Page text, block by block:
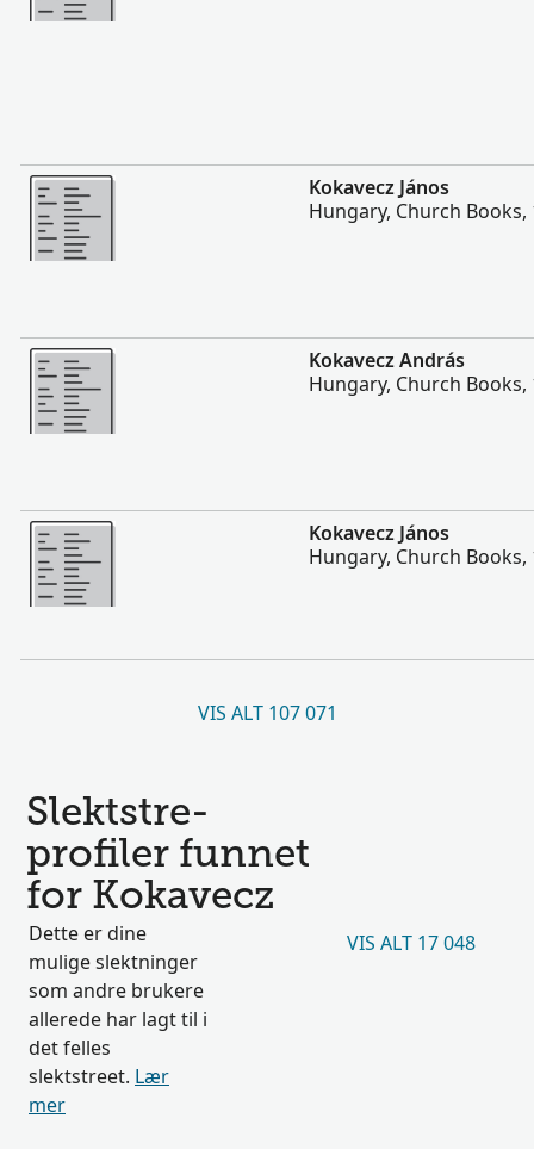
Flere
Kokavecz János
Hungary, Church Books,
Flere
Kokavecz András
Hungary, Church Books,
Flere
Kokavecz János
Hungary, Church Books,
VIS ALT 107 071
Slektstre-
profiler funnet
for Kokavecz
Dette er dine
mulige slektninger
som andre brukere
allerede har lagt til i
det felles
slektstreet. Lær
mer
VIS ALT 17 048